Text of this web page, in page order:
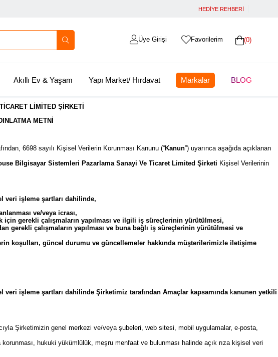
HEDİYE REHBERİ
0
Favorilerim
Üye Girişi
Akıllı Ev & Yaşam Yapı Market/ Hırdavat Markalar BLOG
LİMİTED ŞİRKETİ
METNİ
6698 sayılı Kişisel Verilerin Korunması Kanunu (“Kanun”) uyarınca aşağıda açıklanan
Bilgisayar Sistemleri Pazarlama Sanayi Ve Ticaret Limited Şirketi Kişisel Verilerinin
veri işleme şartları dahilinde,
ve/veya icrası,
gerekli çalışmaların yapılması ve ilgili iş süreçlerinin yürütülmesi,
çalışmaların yapılması ve buna bağlı iş süreçlerinin yürütülmesi ve
koşulları, güncel durumu ve güncellemeler hakkında müşterilerimizle iletişime
işleme şartları dahilinde Şirketimiz tarafından Amaçlar kapsamında kanunen yetkili
Şirketimizin genel merkezi ve/veya şubeleri, web sitesi, mobil uygulamalar, e-posta,
hukuki yükümlülük, meşru menfaat ve bulunması halinde açık rıza kişisel veri